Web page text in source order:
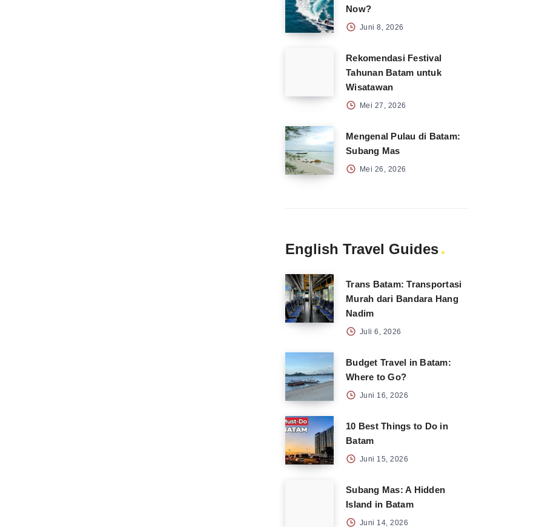
Now?
Juni 8, 2026
Rekomendasi Festival
Tahunan Batam untuk
Wisatawan
Mei 27, 2026
Mengenal Pulau di Batam:
Subang Mas
Mei 26, 2026
English Travel Guides
Trans Batam: Transportasi
Murah dari Bandara Hang
Nadim
Juli 6, 2026
Budget Travel in Batam:
Where to Go?
Juni 16, 2026
10 Best Things to Do in
Batam
Juni 15, 2026
Subang Mas: A Hidden
Island in Batam
Juni 14, 2026